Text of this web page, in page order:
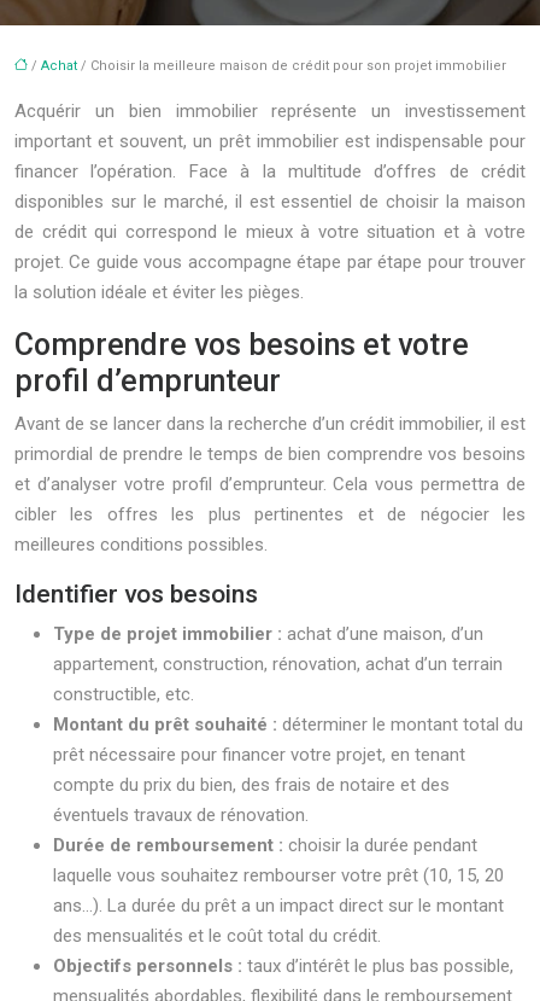
/ Achat / Choisir la meilleure maison de crédit pour son projet immobilier
Acquérir un bien immobilier représente un investissement
important et souvent, un prêt immobilier est indispensable pour
financer l’opération. Face à la multitude d’offres de crédit
disponibles sur le marché, il est essentiel de choisir la maison
de crédit qui correspond le mieux à votre situation et à votre
projet. Ce guide vous accompagne étape par étape pour trouver
la solution idéale et éviter les pièges.
Comprendre vos besoins et votre
profil d’emprunteur
Avant de se lancer dans la recherche d’un crédit immobilier, il est
primordial de prendre le temps de bien comprendre vos besoins
et d’analyser votre profil d’emprunteur. Cela vous permettra de
cibler les offres les plus pertinentes et de négocier les
meilleures conditions possibles.
Identifier vos besoins
Type de projet immobilier : achat d’une maison, d’un
appartement, construction, rénovation, achat d’un terrain
constructible, etc.
Montant du prêt souhaité : déterminer le montant total du
prêt nécessaire pour financer votre projet, en tenant
compte du prix du bien, des frais de notaire et des
éventuels travaux de rénovation.
Durée de remboursement : choisir la durée pendant
laquelle vous souhaitez rembourser votre prêt (10, 15, 20
ans…). La durée du prêt a un impact direct sur le montant
des mensualités et le coût total du crédit.
Objectifs personnels : taux d’intérêt le plus bas possible,
mensualités abordables, flexibilité dans le remboursement